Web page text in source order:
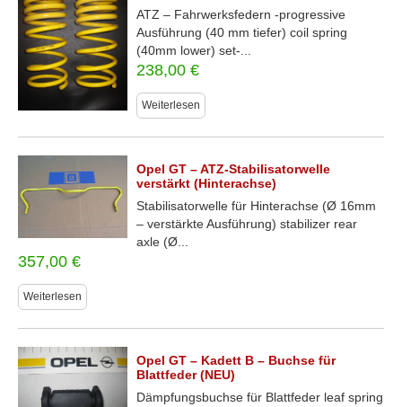
ATZ – Fahrwerksfedern -progressive
Ausführung (40 mm tiefer) coil spring
(40mm lower) set-...
238,00€
Weiterlesen
Opel GT – ATZ-Stabilisatorwelle
verstärkt (Hinterachse)
Stabilisatorwelle für Hinterachse (Ø 16mm
– verstärkte Ausführung) stabilizer rear
axle (Ø...
357,00 €
Weiterlesen
Opel GT – Kadett B – Buchse für
Blattfeder (NEU)
Dämpfungsbuchse für Blattfeder leaf spring